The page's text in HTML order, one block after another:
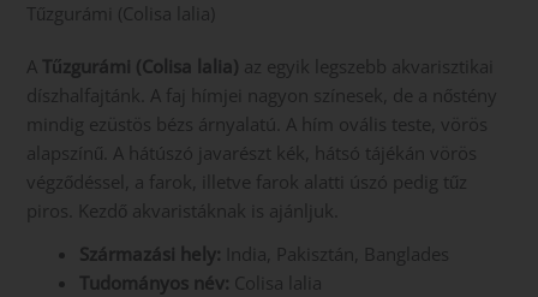
Tűzgurámi (Colisa lalia)
A Tűzgurámi (Colisa lalia) az egyik legszebb akvarisztikai
díszhalfajtánk. A faj hímjei nagyon színesek, de a nőstény
mindig ezüstös bézs árnyalatú. A hím ovális teste, vörös
alapszínű. A hátúszó javarészt kék, hátsó tájékán vörös
végződéssel, a farok, illetve farok alatti úszó pedig tűz
piros. Kezdő akvaristáknak is ajánljuk.
Származási hely: India, Pakisztán, Banglades
Tudományos név: Colisa lalia